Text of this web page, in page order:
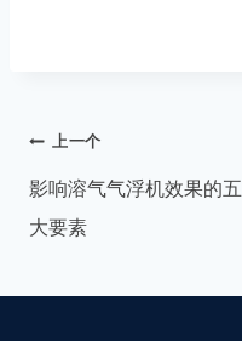
上一个
影响溶气气浮机效果的五
大要素